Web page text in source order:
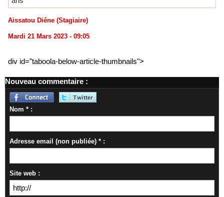
Aissatou Diéne (Stagiaire)
Mardi 21 Mars 2023 - 09:05
div id="taboola-below-article-thumbnails">
Nouveau commentaire :
Nom * :
Adresse email (non publiée) * :
Site web :